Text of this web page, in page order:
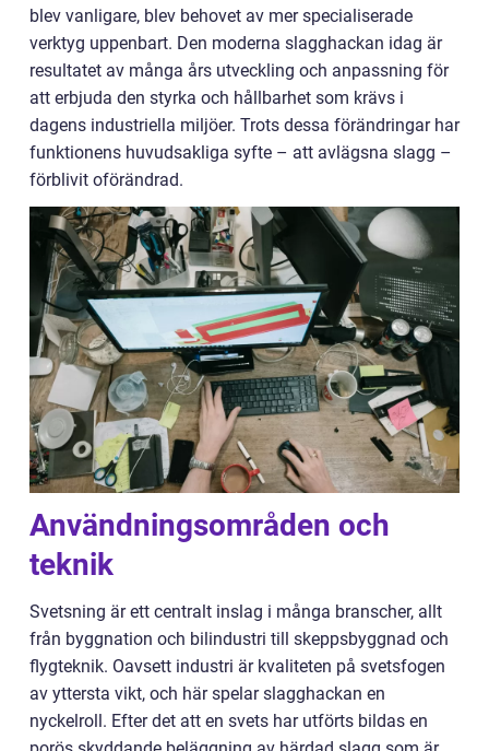
blev vanligare, blev behovet av mer specialiserade
verktyg uppenbart. Den moderna slagghackan idag är
resultatet av många års utveckling och anpassning för
att erbjuda den styrka och hållbarhet som krävs i
dagens industriella miljöer. Trots dessa förändringar har
funktionens huvudsakliga syfte – att avlägsna slagg –
förblivit oförändrad.
Användningsområden och
teknik
Svetsning är ett centralt inslag i många branscher, allt
från byggnation och bilindustri till skeppsbyggnad och
flygteknik. Oavsett industri är kvaliteten på svetsfogen
av yttersta vikt, och här spelar slagghackan en
nyckelroll. Efter det att en svets har utförts bildas en